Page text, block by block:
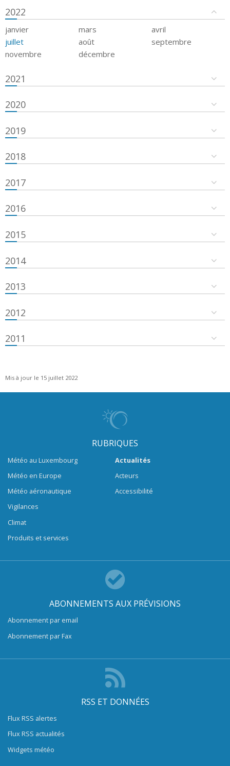
2022
janvier mars
avril
juillet
août
septembre
novembre
décembre
2021
2020
2019
2018
2017
2016
2015
2014
2013
2012
2011
Mis à jour le 15 juillet 2022
RUBRIQUES
Météo au Luxembourg
Météo en Europe
Météo aéronautique
Vigilances
Climat
Produits et services
Actualités
Acteurs
Accessibilité
ABONNEMENTS AUX PRÉVISIONS
Abonnement par email
Abonnement par Fax
RSS ET DONNÉES
Flux RSS alertes
Flux RSS actualités
Widgets météo